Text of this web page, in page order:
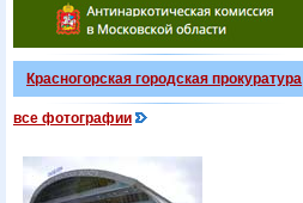
Красногорская городская прокуратура
все фотографии